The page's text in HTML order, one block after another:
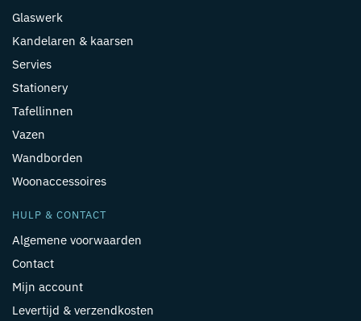
Glaswerk
Kandelaren & kaarsen
Servies
Stationery
Tafellinnen
Vazen
Wandborden
Woonaccessoires
HULP & CONTACT
Algemene voorwaarden
Contact
Mijn account
Levertijd & verzendkosten